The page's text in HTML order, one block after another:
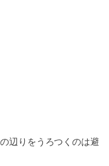
辺りをうろつくのは避